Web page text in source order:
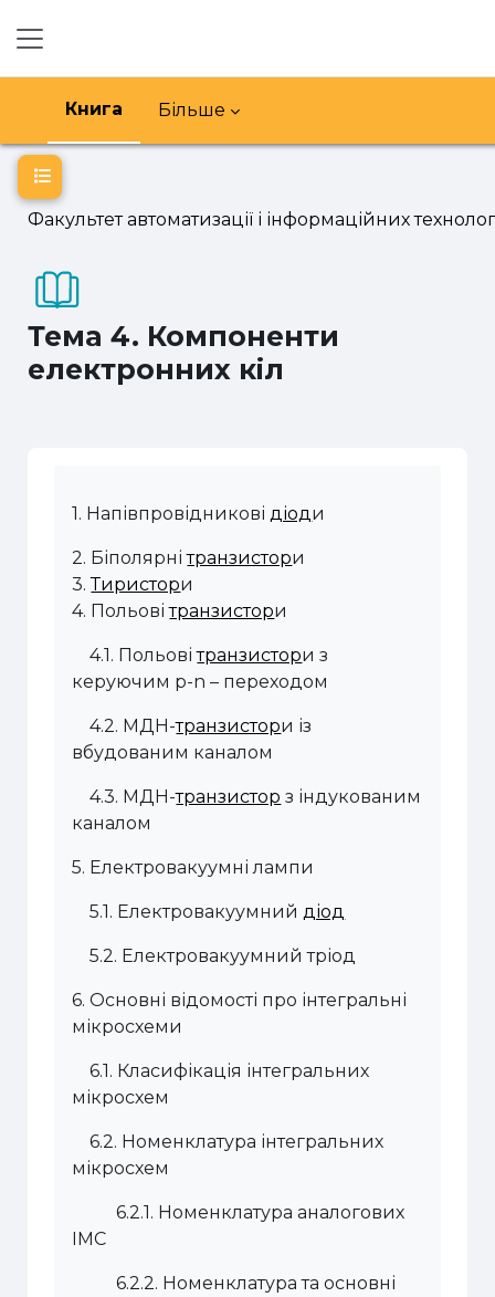
Книга Більше
Факультет автоматизації і інформаційних
Тема 4. Компоненти
електронних кіл
Відкритий покажчик курсу
1. Напівпровідникові діод и
2. Біполярнітранзистори
3. Тиристори
4. Польовітранзистори
4.1. Польовітранзистори з
керуючим p-n – переходом
4.2. МДН-транзистори із
вбудованим каналом
4.3. МДН-транзистор з індукованим
каналом
5. Електровакуумні лампи
5.1. Електровакуумний діод
5.2. Електровакуумний тріод
6. Основні відомості про інтегральні
мікросхеми
6.1. Класифікація інтегральних
мікросхем
6.2. Номенклатура інтегральних
мікросхем
6.2.1. Номенклатура аналогових
ІМС
6.2.2. Номенклатура та основні